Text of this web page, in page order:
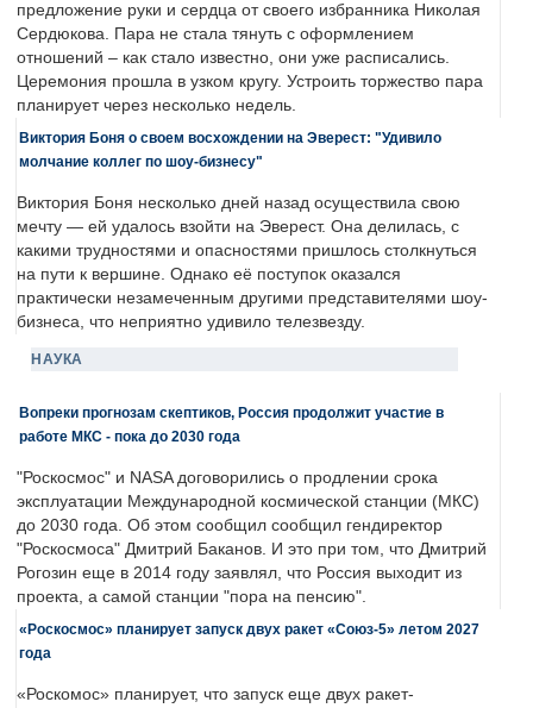
предложение руки и сердца от своего избранника Николая
Сердюкова. Пара не стала тянуть с оформлением
отношений – как стало известно, они уже расписались.
Церемония прошла в узком кругу. Устроить торжество пара
планирует через несколько недель.
Виктория Боня о своем восхождении на Эверест: "Удивило
молчание коллег по шоу-бизнесу"
Виктория Боня несколько дней назад осуществила свою
мечту — ей удалось взойти на Эверест. Она делилась, с
какими трудностями и опасностями пришлось столкнуться
на пути к вершине. Однако её поступок оказался
практически незамеченным другими представителями шоу-
бизнеса, что неприятно удивило телезвезду.
НАУКА
Вопреки прогнозам скептиков, Россия продолжит участие в
работе МКС - пока до 2030 года
"Роскосмос" и NASA договорились о продлении срока
эксплуатации Международной космической станции (МКС)
до 2030 года. Об этом сообщил сообщил гендиректор
"Роскосмоса" Дмитрий Баканов. И это при том, что Дмитрий
Рогозин еще в 2014 году заявлял, что Россия выходит из
проекта, а самой станции "пора на пенсию".
«Роскосмос» планирует запуск двух ракет «Союз-5» летом 2027
года
«Роскомос» планирует, что запуск еще двух ракет-